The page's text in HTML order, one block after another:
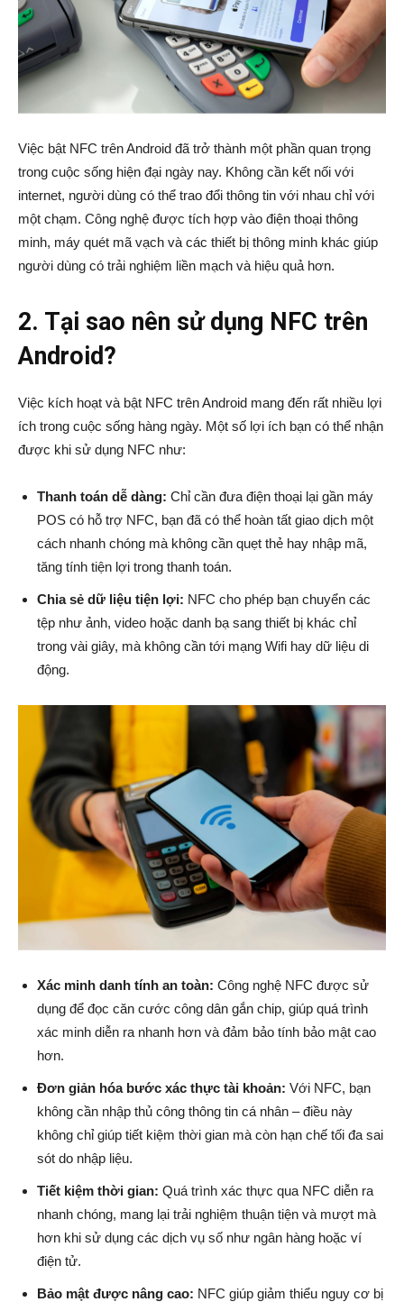
Việc bật NFC trên Android đã trở thành một phần quan trọng
trong cuộc sống hiện đại ngày nay. Không cần kết nối với
internet, người dùng có thể trao đổi thông tin với nhau chỉ với
một chạm. Công nghệ được tích hợp vào điện thoại thông
minh, máy quét mã vạch và các thiết bị thông minh khác giúp
người dùng có trải nghiệm liền mạch và hiệu quả hơn.
2. Tại sao nên sử dụng NFC trên
Android?
Việc kích hoạt và bật NFC trên Android mang đến rất nhiều lợi
ích trong cuộc sống hàng ngày. Một số lợi ích bạn có thể nhận
được khi sử dụng NFC như:
Thanh toán dễ dàng: Chỉ cần đưa điện thoại lại gần máy
POS có hỗ trợ NFC, bạn đã có thể hoàn tất giao dịch một
cách nhanh chóng mà không cần quẹt thẻ hay nhập mã,
tăng tính tiện lợi trong thanh toán.
Chia sẻ dữ liệu tiện lợi: NFC cho phép bạn chuyển các
tệp như ảnh, video hoặc danh bạ sang thiết bị khác chỉ
trong vài giây, mà không cần tới mạng Wifi hay dữ liệu di
động.
Xác minh danh tính an toàn: Công nghệ NFC được sử
dụng để đọc căn cước công dân gắn chip, giúp quá trình
xác minh diễn ra nhanh hơn và đảm bảo tính bảo mật cao
hơn.
Đơn giản hóa bước xác thực tài khoản: Với NFC, bạn
không cần nhập thủ công thông tin cá nhân – điều này
không chỉ giúp tiết kiệm thời gian mà còn hạn chế tối đa sai
sót do nhập liệu.
Tiết kiệm thời gian: Quá trình xác thực qua NFC diễn ra
nhanh chóng, mang lại trải nghiệm thuận tiện và mượt mà
hơn khi sử dụng các dịch vụ số như ngân hàng hoặc ví
điện tử.
Bảo mật được nâng cao: NFC giúp giảm thiểu nguy cơ bị